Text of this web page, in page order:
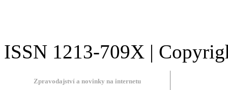
ISSN 1213-709X |
Zpravodajství a novinky na internetu